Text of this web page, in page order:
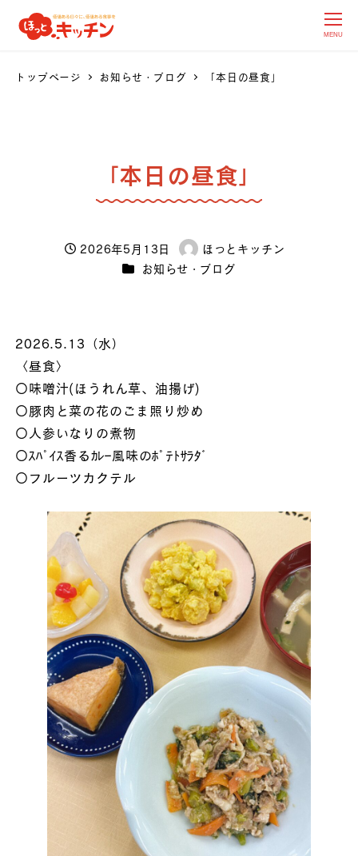
MENU
トップページ お知らせ・ブログ 「本日の昼食」
「本日の昼食」
投稿日
2026年5月13日
著
者
ほっとキッチン
カテゴリー
お知らせ・ブログ
2026.5.13（水）
〈昼食〉
〇味噌汁(ほうれん草、油揚げ)
〇豚肉と菜の花のごま照り炒め
〇人参いなりの煮物
〇ｽﾊﾟｲｽ香るｶﾚｰ風味のﾎﾟﾃﾄｻﾗﾀﾞ
〇フルーツカクテル